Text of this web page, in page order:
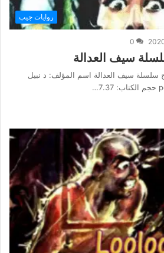
روايات جيب
0
سيف العدالة
سلسلة سيف العدالة اسم المؤلف: د نبيل